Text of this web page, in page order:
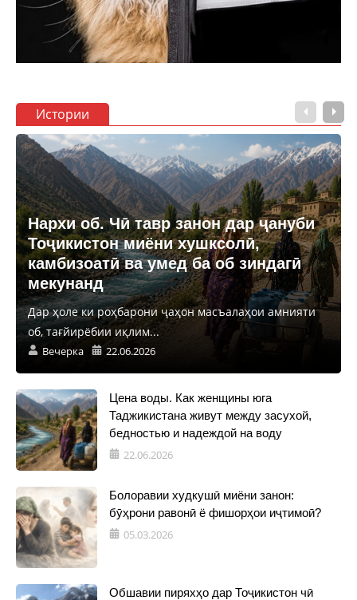
Истории
Нархи об. Чӣ тавр занон дар ҷануби
Тоҷикистон миёни хушксолӣ,
камбизоатӣ ва умед ба об зиндагӣ
мекунанд
Дар ҳоле ки роҳбарони ҷаҳон масъалаҳои амнияти
об, тағйирёбии иқлим...
Вечерка 22.06.2026
Цена воды. Как женщины юга
Таджикистана живут между засухой,
бедностью и надеждой на воду
22.06.2026
Болоравии худкушӣ миёни занон:
бӯҳрони равонӣ ё фишорҳои иҷтимоӣ?
05.03.2026
Обшавии пиряхҳо дар Тоҷикистон чӣ